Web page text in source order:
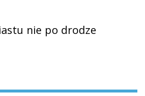
nie po drodze